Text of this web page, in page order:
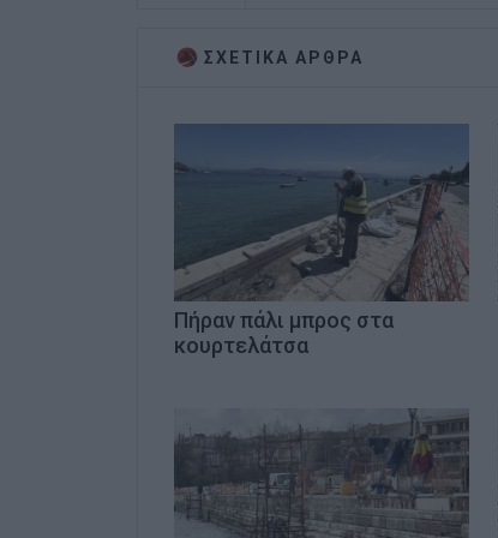
ΣΧΕΤΙΚA AΡΘΡΑ
Πήραν πάλι μπρος στα
κουρτελάτσα